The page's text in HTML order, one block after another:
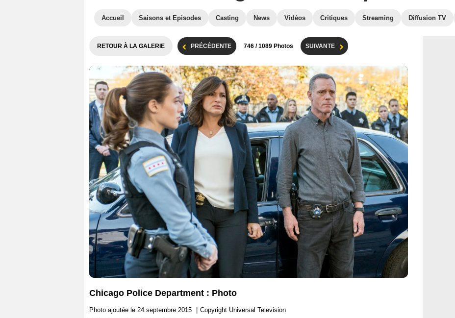
Accueil Saisons et Episodes Casting News Vidéos Critiques Streaming Diffusion TV
RETOUR À LA GALERIE PRÉCÉDENTE 746 / 1089 Photos SUIVANTE
Chicago Police Department : Photo
Photo ajoutée le 24 septembre 2015
Copyright Universal Television